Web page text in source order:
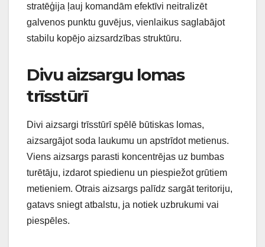
stratēģija ļauj komandām efektīvi neitralizēt
galvenos punktu guvējus, vienlaikus saglabājot
stabilu kopējo aizsardzības struktūru.
Divu aizsargu lomas
trīsstūrī
Divi aizsargi trīsstūrī spēlē būtiskas lomas,
aizsargājot soda laukumu un apstrīdot metienus.
Viens aizsargs parasti koncentrējas uz bumbas
turētāju, izdarot spiedienu un piespiežot grūtiem
metieniem. Otrais aizsargs palīdz sargāt teritoriju,
gatavs sniegt atbalstu, ja notiek uzbrukumi vai
piespēles.